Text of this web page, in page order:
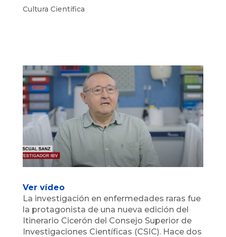
Cultura Científica
Ver vídeo
La investigación en enfermedades raras fue
la protagonista de una nueva edición del
Itinerario Cicerón del Consejo Superior de
Investigaciones Científicas (CSIC). Hace dos